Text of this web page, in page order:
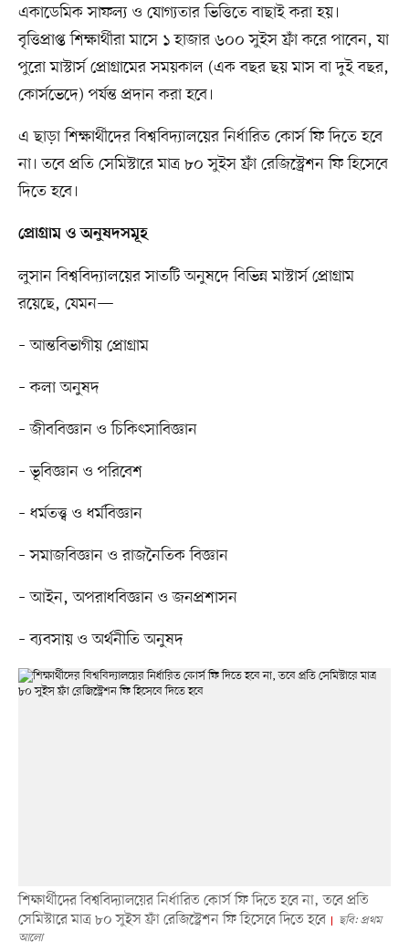
একাডেমিক সাফল্য ও যোগ্যতার ভিত্তিতে বাছাই করা হয়।
বৃত্তিপ্রাপ্ত শিক্ষার্থীরা মাসে ১ হাজার ৬০০ সুইস ফ্রাঁ করে পাবেন, যা
পুরো মাস্টার্স প্রোগ্রামের সময়কাল (এক বছর ছয় মাস বা দুই বছর,
কোর্সভেদে) পর্যন্ত প্রদান করা হবে।
এ ছাড়া শিক্ষার্থীদের বিশ্ববিদ্যালয়ের নির্ধারিত কোর্স ফি দিতে হবে
না। তবে প্রতি সেমিস্টারে মাত্র ৮০ সুইস ফ্রাঁ রেজিস্ট্রেশন ফি হিসেবে
দিতে হবে।
প্রোগ্রাম ও অনুষদসমূহ
লুসান বিশ্ববিদ্যালয়ের সাতটি অনুষদে বিভিন্ন মাস্টার্স প্রোগ্রাম
রয়েছে, যেমন—
– আন্তবিভাগীয় প্রোগ্রাম
– কলা অনুষদ
– জীববিজ্ঞান ও চিকিৎসাবিজ্ঞান
– ভূবিজ্ঞান ও পরিবেশ
– ধর্মতত্ত্ব ও ধর্মবিজ্ঞান
– সমাজবিজ্ঞান ও রাজনৈতিক বিজ্ঞান
– আইন, অপরাধবিজ্ঞান ও জনপ্রশাসন
– ব্যবসায় ও অর্থনীতি অনুষদ
শিক্ষার্থীদের বিশ্ববিদ্যালয়ের নির্ধারিত কোর্স ফি দিতে হবে না, তবে প্রতি
সেমিস্টারে মাত্র ৮০ সুইস ফ্রাঁ রেজিস্ট্রেশন ফি হিসেবে দিতে হবে
ছবি: প্রথম
আলো